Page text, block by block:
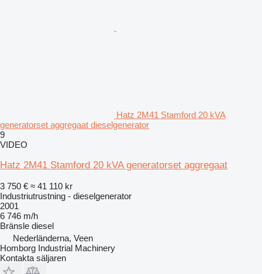
Hatz 2M41 Stamford 20 kVA
generatorset aggregaat dieselgenerator
9
VIDEO
Hatz 2M41 Stamford 20 kVA generatorset aggregaat
3 750 € ≈ 41 110 kr
Industriutrustning - dieselgenerator
2001
6 746 m/h
Bränsle diesel
Nederländerna, Veen
Homborg Industrial Machinery
Kontakta säljaren